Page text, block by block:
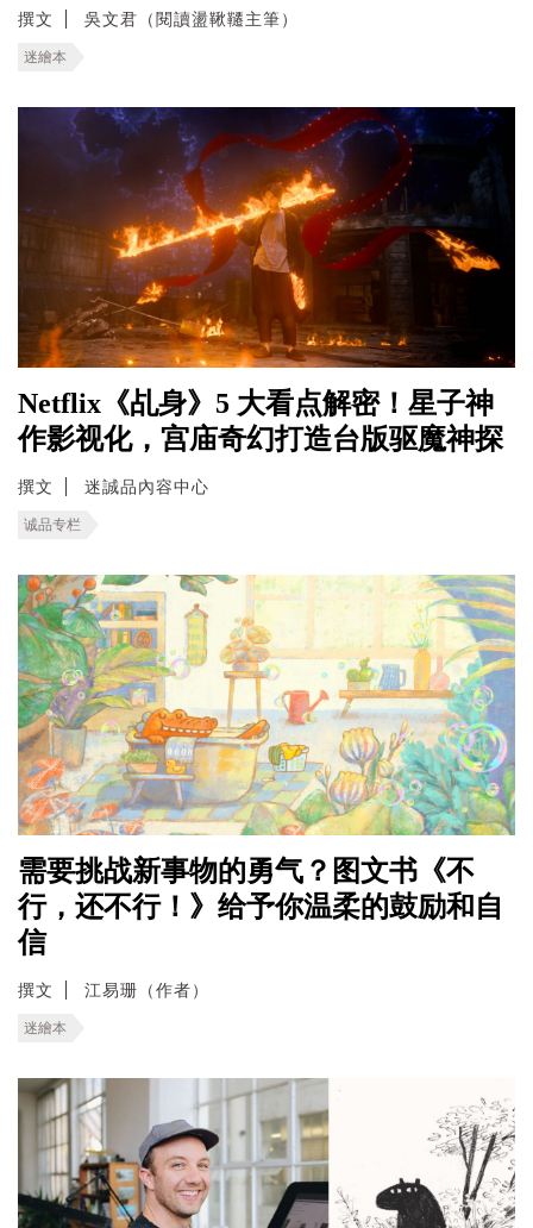
撰文 吳文君（閱讀盪鞦韆主筆）
迷繪本
Netflix《乩身》5 大看点解密！星子神
作影视化，宫庙奇幻打造台版驱魔神探
撰文 迷誠品內容中心
诚品专栏
需要挑战新事物的勇气？图文书《不
行，还不行！》给予你温柔的鼓励和自
信
撰文 江易珊（作者）
迷繪本